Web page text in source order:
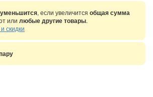
уменьшится, если увеличится общая сумма
или любые другие товары.
скидки